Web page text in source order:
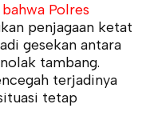
Polres
penjagaan ketat
gesekan antara
tambang.
terjadinya
tetap